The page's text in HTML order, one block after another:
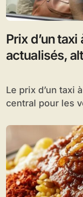
Prix d’un
actualisés,
Le prix d’un taxi à Hurghada reste un sujet
central pour les